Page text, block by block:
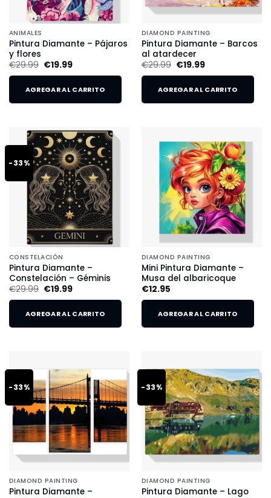
ANIMALES
Pintura Diamante – Pájaros
y flores
€29.99 €19.99
AGREGAR AL CARRITO
DIAMOND PAINTING
Pintura Diamante – Barcos
al atardecer
€29.99 €19.99
AGREGAR AL CARRITO
-33%
CONSTELACIÓN
Pintura Diamante –
Constelación – Géminis
€29.99 €19.99
AGREGAR AL CARRITO
DIAMOND PAINTING
Mini Pintura Diamante –
Musa del albaricoque
€12.95
AGREGAR AL CARRITO
-33%
DIAMOND PAINTING
Pintura Diamante –
-33%
DIAMOND PAINTING
Pintura Diamante – Lago